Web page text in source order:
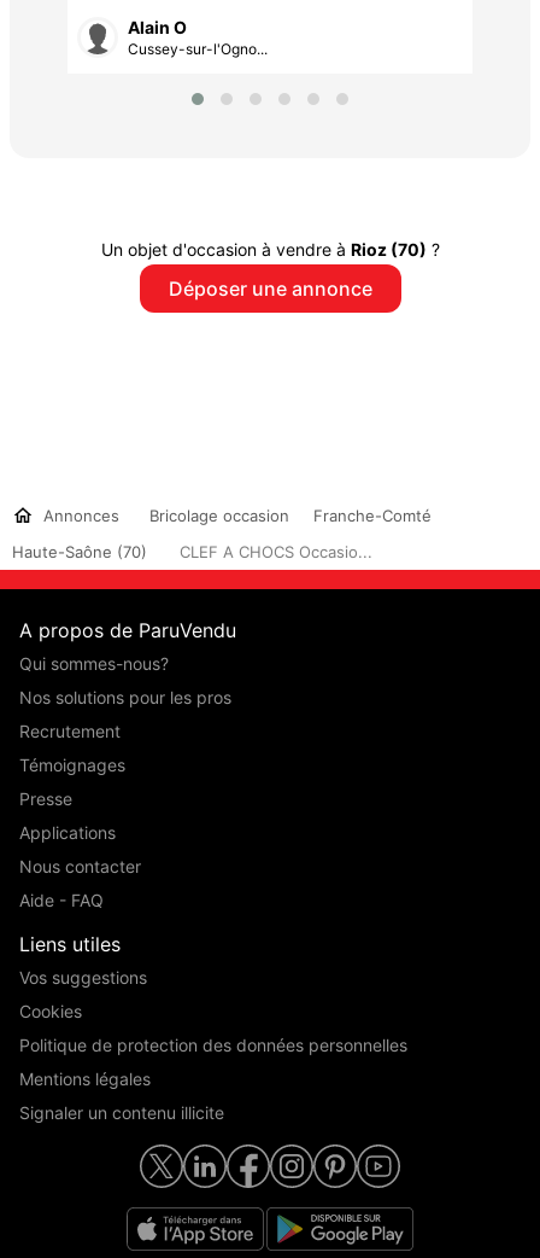
Alain O
Cussey-sur-l'Ogno...
Un objet d'occasion à vendre à Rioz (70) ?
Déposer une annonce
Annonces Bricolage occasion
Franche-Comté
Haute-Saône (70)
CLEF A CHOCS Occasio...
A propos de ParuVendu
Qui sommes-nous?
Nos solutions pour les pros
Recrutement
Témoignages
Presse
Applications
Nous contacter
Aide - FAQ
Liens utiles
Vos suggestions
Cookies
Politique de protection des données personnelles
Mentions légales
Signaler un contenu illicite